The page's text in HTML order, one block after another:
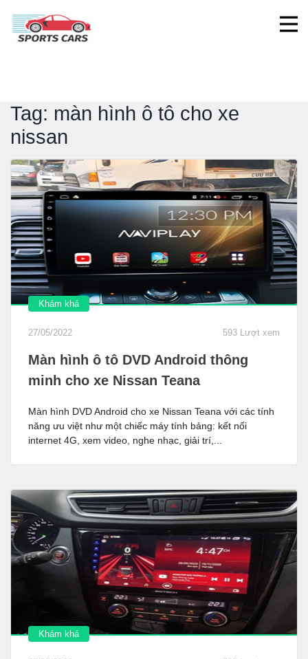
Tag: màn hình ô tô cho xe
nissan
Khám khá
27/05/2022 593 Lượt xem
Màn hình ô tô DVD Android thông
minh cho xe Nissan Teana
Màn hình DVD Android cho xe Nissan Teana với các tính
năng ưu việt như một chiếc máy tính bảng: kết nối
internet 4G, xem video, nghe nhạc, giải trí,...
Khám khá